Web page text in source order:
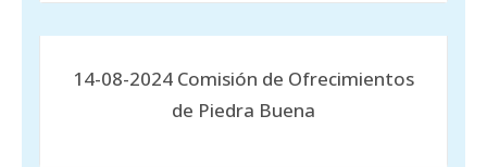
14-08-2024 Comisión de Ofrecimientos
de Piedra Buena